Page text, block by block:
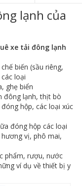
lạnh của
xe tải đông lạnh
biến (sầu riêng,
loại
ghẹ biển
đông lạnh, thịt bò
hộp, các loại xúc
đóng hộp các loại
vị, phô mai,
phẩm, rượu, nước
ví dụ về thiết bị y